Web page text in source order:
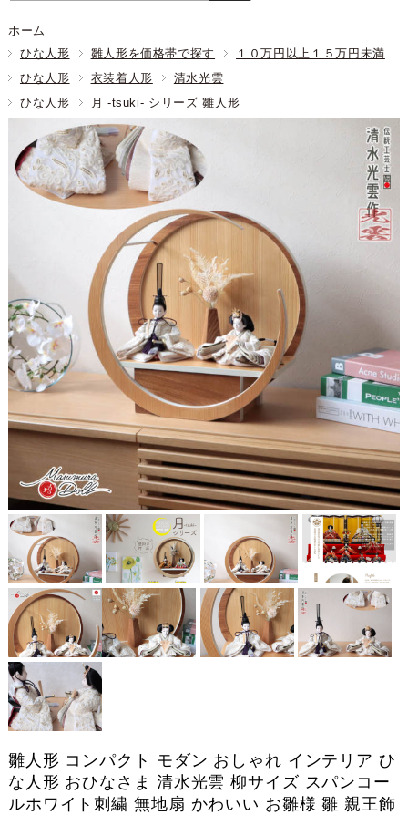
ホーム
ひな人形
雛人形を価格帯で探す
１０万円以上１５万円未満
ひな人形
衣装着人形
清水光雲
ひな人形
月 -tsuki- シリーズ 雛人形
雛人形 コンパクト モダン おしゃれ インテリア ひ
な人形 おひなさま 清水光雲 柳サイズ スパンコー
ルホワイト刺繍 無地扇 かわいい お雛様 雛 親王飾